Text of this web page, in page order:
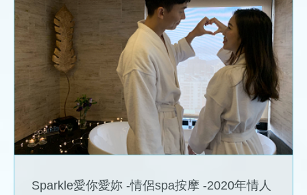
Sparkle愛你愛妳 -情侶spa按摩 -2020年情
人節方案 -雙人愛戀價 (每日限量一組)
News
Sparkle愛你愛妳 -情侶spa按摩 -2020年情人